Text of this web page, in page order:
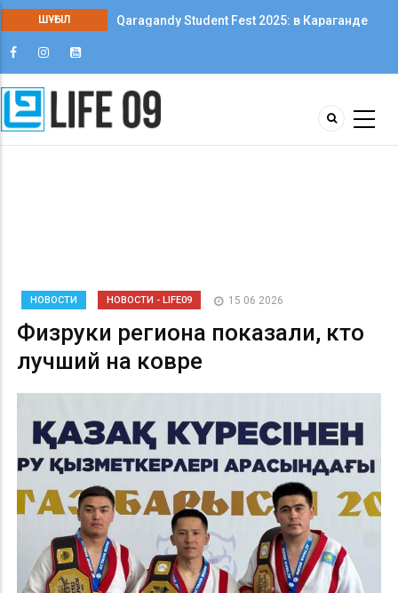
ШҰҒЫЛ
Qaragandy Student Fest 2025: в Караганде
НОВОСТИ НОВОСТИ - LIFE09 15 06 2026
Физруки региона показали, кто
лучший на ковре